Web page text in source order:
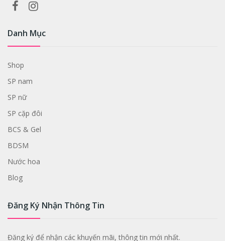
Danh Mục
Shop
SP nam
SP nữ
SP cặp đôi
BCS & Gel
BDSM
Nước hoa
Blog
Đăng Ký Nhận Thông Tin
Đăng ký để nhận các khuyến mãi, thông tin mới nhất.